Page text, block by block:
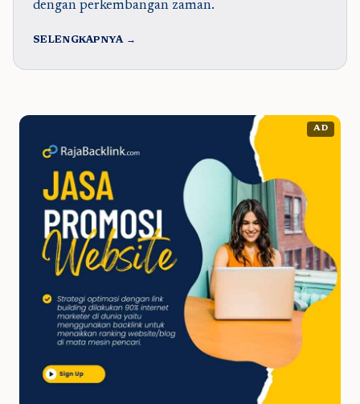
dengan perkembangan zaman.
SELENGKAPNYA →
AD